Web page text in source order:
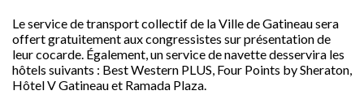
Le service de transport collectif de la Ville de Gatineau sera
offert gratuitement aux congressistes sur présentation de
leur cocarde. Également, un service de navette desservira les
hôtels suivants : Best Western PLUS, Four Points by Sheraton,
Hôtel V Gatineau et Ramada Plaza.